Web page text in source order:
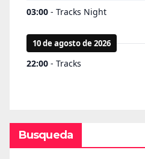
Busqueda